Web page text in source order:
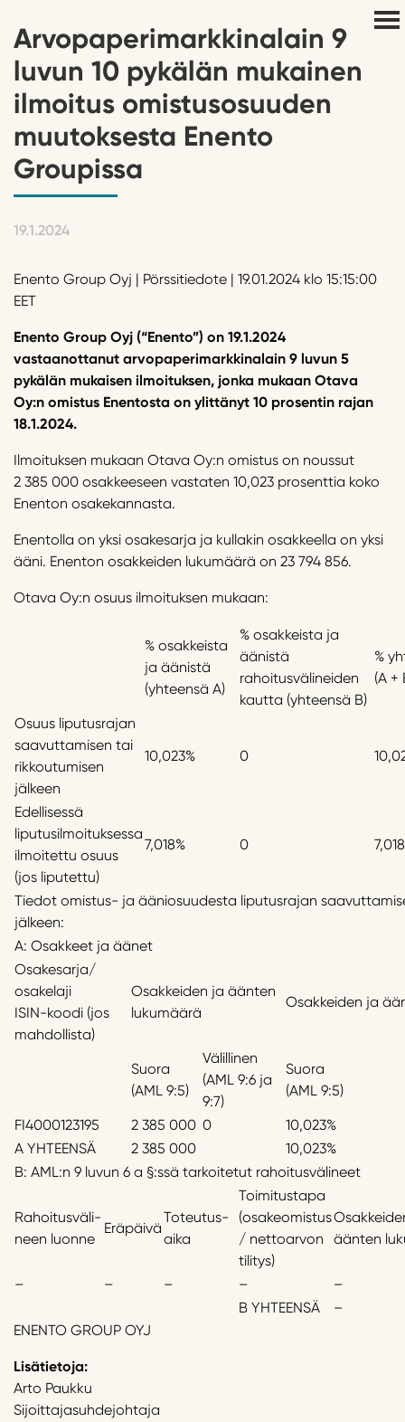
Arvopaperimarkkinalain 9
luvun 10 pykälän mukainen
ilmoitus omistusosuuden
muutoksesta Enento
Groupissa
19.1.2024
Enento Group Oyj | Pörssitiedote | 19.01.2024 klo 15:15:00
EET
Enento Group Oyj (“Enento”) on 19.1.2024
vastaanottanut arvopaperimarkkinalain 9 luvun 5
pykälän mukaisen ilmoituksen, jonka mukaan Otava
Oy:n omistus Enentosta on ylittänyt 10 prosentin rajan
18.1.2024.
Ilmoituksen mukaan Otava Oy:n omistus on noussut
2 385 000 osakkeeseen vastaten 10,023 prosenttia koko
Enenton osakekannasta.
Enentolla on yksi osakesarja ja kullakin osakkeella on yksi
ääni. Enenton osakkeiden lukumäärä on 23 794 856.
Otava Oy:n osuus ilmoituksen mukaan:
% osakkeista
ja äänistä
(yhteensä A)
% osakkeista ja
äänistä
rahoitusvälineiden
kautta (yhteensä B)
%
(A +
Osuus liputusrajan
saavuttamisen tai
rikkoutumisen
jälkeen
10,023% 0
Edellisessä
liputusilmoituksessa
ilmoitettu osuus
(jos liputettu)
7,018% 0
Tiedot omistus- ja ääniosuudesta liputusrajan
jälkeen:
A: Osakkeet ja äänet
Osakesarja/
osakelaji
ISIN-koodi (jos
mahdollista)
Osakkeiden ja äänten
lukumäärä
Osakkeiden ja
Suora
(AML 9:5)
Välillinen
(AML 9:6 ja
9:7)
Suora
(AML 9:5)
FI4000123195
2 385 000 0
10,023%
A YHTEENSÄ
2 385 000
10,023%
B: AML:n 9 luvun 6 a §:ssä tarkoitetut rahoitusvälineet
Rahoitusväli-
neen luonne
Eräpäivä
Toteutus-
aika
Toimitustapa
(osakeomistus
/ nettoarvon
tilitys)
äänten
– – – –
–
B YHTEENSÄ
–
ENENTO GROUP OYJ
Lisätietoja:
Arto Paukku
Sijoittajasuhdejohtaja